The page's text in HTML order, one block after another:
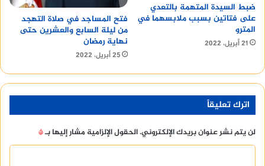
ضبط السيدة المتهمة بالتعدي
على فتاتين بسبب ملابسهما في
المترو
21 أبريل، 2022
فتح المساجد في صلاة التهجد
من ليلة السابع والعشرين حتى
نهاية رمضان
25 أبريل، 2022
اترك تعليقاً
لن يتم نشر عنوان بريدك الإلكتروني.الحقول الإلزامية مشار إليها بـ*